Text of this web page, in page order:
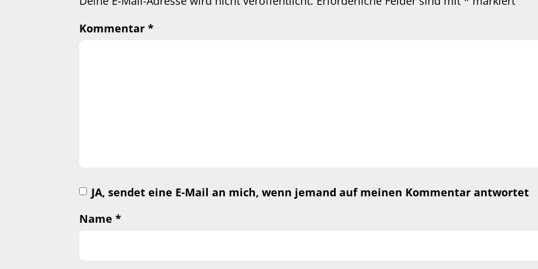
Kommentar *
JA, sendet eine E-Mail an mich, wenn jemand auf meinen Kommentar antwortet
Name *